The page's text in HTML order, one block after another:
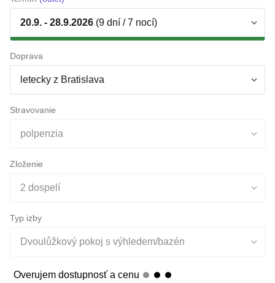
Termín(odlet)
Doprava
letecky z Bratislava
Stravovanie
polpenzia
Zloženie
2 dospelí
Typ izby